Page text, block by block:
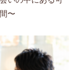
〜